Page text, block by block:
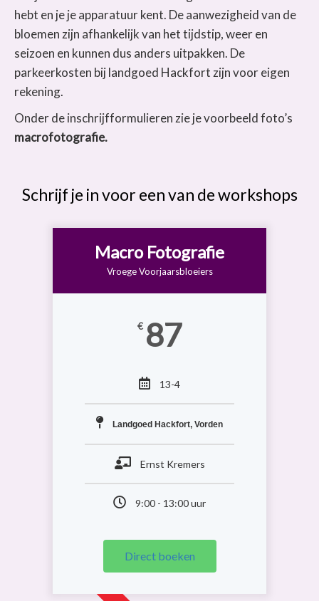
hebt en je je apparatuur kent. De aanwezigheid van de
bloemen zijn afhankelijk van het tijdstip, weer en
seizoen en kunnen dus anders uitpakken. De
parkeerkosten bij landgoed Hackfort zijn voor eigen
rekening.
Onder de inschrijfformulieren zie je voorbeeld foto’s
macrofotografie.
Schrijf je in voor een van de workshops
Macro Fotografie
Vroege Voorjaarsbloeiers
€ 87
13-4
Landgoed Hackfort, Vorden
Ernst Kremers
9:00 - 13:00 uur
Direct boeken